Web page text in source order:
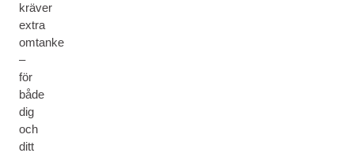
kräver
extra
omtanke
–
för
både
dig
och
ditt